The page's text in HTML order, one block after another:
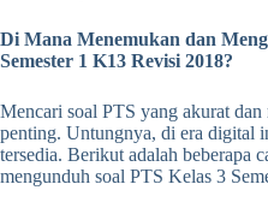
Di Mana Menemukan dan
Semester 1 K13 Revisi 2018?
Mencari soal PTS yang akurat
penting. Untungnya, di era digital
tersedia. Berikut adalah beberapa
mengunduh soal PTS Kelas 3